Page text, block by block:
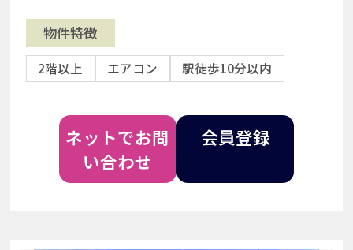
物件特徴
2階以上 エアコン 駅徒歩10分以内
ネットでお問
い合わせ
会員登録